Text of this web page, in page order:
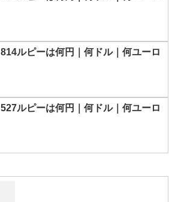
814ルピーは何円｜何ドル｜何ユーロ
527ルピーは何円｜何ドル｜何ユーロ